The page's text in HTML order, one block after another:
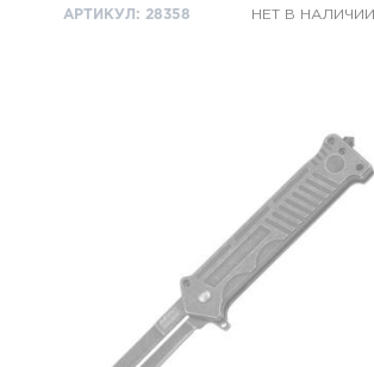
АРТИКУЛ: 28358 НЕТ В НАЛИЧИИ